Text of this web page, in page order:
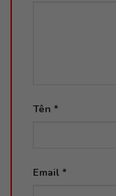
Tên *
Email *